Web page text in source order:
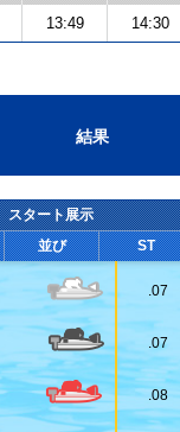
13:49 14:30
結果
スタート展示
並び ST
.07
.07
.08